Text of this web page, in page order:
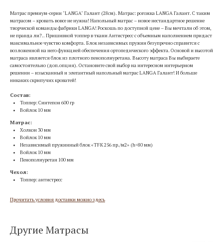
Матрас премиум-серии "LANGA" Галант (28см). Матрас: рогожка LANGA Галант. С таким
матрасом – кровать вовсе не нужна! Напольный матрас – новое нестандартное решение
творческой команды фабрики LANGA! Роскошь по доступной цене – Вы мечтали об этом,
не правда ли?.. Пришивной топпер в ткани Антистресс с объемным наполнением придаст
максимальное чувство комфорта. Блок независимых пружин безупречно справится с
возложенной на него функцией обеспечения ортопедического эффекта. Основой и высотой
матраса является блок из плотного пенополиуретана. Высоту матраса Вы выбираете
самостоятельно (доп.опция). Остановите свой выбор на интересном интерьерном
решении – изысканный и элегантный напольный матрас LANGA Галант! И больше
никаких скрипучих кроватей!
Состав:
Топпер: Синтепон 600 гр
Войлок 10 мм
Матрас:
Холкон 30 мм
Войлок 10 мм
Независимый пружинный блок «TFK 256 пр./м2» (h=80 мм)
Войлок 10 мм
Пенополиуретан 100 мм
Чехол:
Топпер: антистресс
Прочитать условия доставки можно здесь
Другие Матрасы